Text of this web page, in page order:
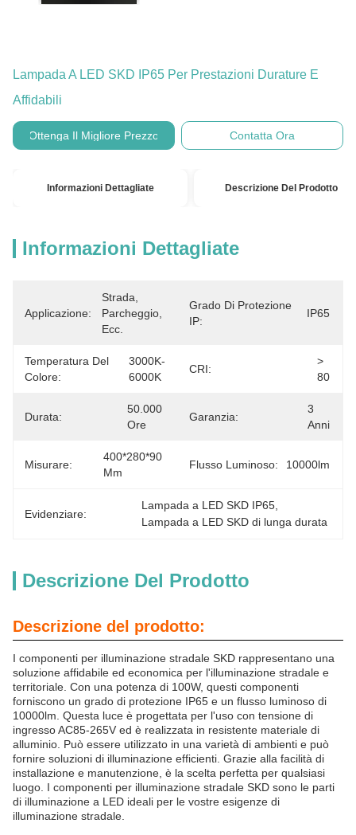
Lampada A LED SKD IP65 Per Prestazioni Durature E
Affidabili
Ottenga Il Migliore Prezzo Contatta Ora
Informazioni Dettagliate Descrizione Del Prodotto
Informazioni Dettagliate
Applicazione:
Strada,
Parcheggio,
Ecc.
Grado Di Protezione
IP:
IP65
Temperatura Del
Colore:
3000K-
6000K
CRI:
>
80
Durata:
50.000
Ore
Garanzia:
3
Anni
Misurare:
400*280*90
Mm
Flusso Luminoso: 10000lm
Evidenziare:
Lampada a LED SKD IP65
Lampada a LED SKD di lunga durata
Descrizione Del Prodotto
Descrizione del prodotto:
I componenti per illuminazione stradale SKD rappresentano una
soluzione affidabile ed economica per l'illuminazione stradale e
territoriale. Con una potenza di 100W, questi componenti
forniscono un grado di protezione IP65 e un flusso luminoso di
10000lm. Questa luce è progettata per l'uso con tensione di
ingresso AC85-265V ed è realizzata in resistente materiale di
alluminio. Può essere utilizzato in una varietà di ambienti e può
fornire soluzioni di illuminazione efficienti. Grazie alla facilità di
installazione e manutenzione, è la scelta perfetta per qualsiasi
luogo. I componenti per illuminazione stradale SKD sono le parti
di illuminazione a LED ideali per le vostre esigenze di
illuminazione stradale.